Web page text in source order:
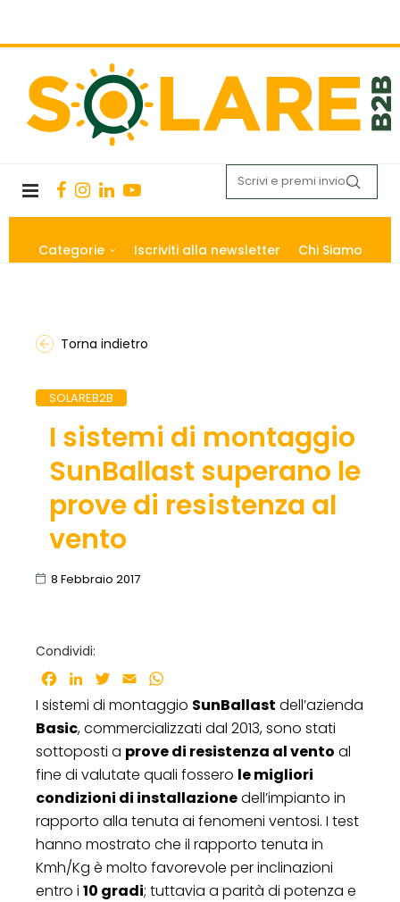
Categorie Iscriviti alla newsletter Chi Siamo
Torna indietro
SOLAREB2B
I sistemi di montaggio
SunBallast superano le
prove di resistenza al
vento
8 Febbraio 2017
Condividi:
Facebook
LinkedInTwitter
Email
I sistemi di montaggio SunBallast dell’azienda
Basic, commercializzati dal 2013, sono stati
sottoposti a prove di resistenza al vento al
fine di valutate quali fossero le migliori
condizioni di installazionedell’impianto in
rapporto alla tenuta ai fenomeni ventosi. I test
hanno mostrato che il rapporto tenuta in
Kmh/Kg è molto favorevole per inclinazioni
entro i 10 gradi; tuttavia a parità di potenza e